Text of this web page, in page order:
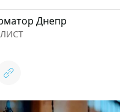
Днепр